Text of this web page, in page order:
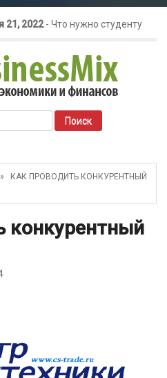
21, 2022- Что нужно студенту
открытия бизнеса?
26, 2022-Телефония для
лучшие инструменты для
защитить свой бизнес?
КАК ПРОВОДИТЬ КОНКУРЕНТНЫЙ
конкурентный